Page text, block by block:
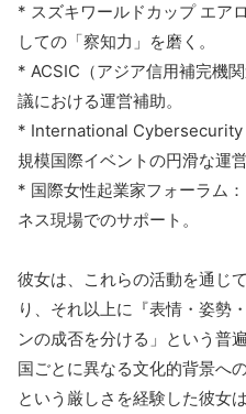
* スズキワールドカップ エア
しての「察知力」を磨く。
* ACSIC（アジア信用補完機
議における運営補助。
* International Cybersecurity
規模国際イベントの円滑な運営
* 国際女性起業家フォーラム
ネス現場でのサポート。
彼女は、これらの活動を通じ
り、それ以上に『表情・姿勢
ンの成否を分ける」という普
国ごとに異なる文化的背景へ
という厳しさを経験した彼女